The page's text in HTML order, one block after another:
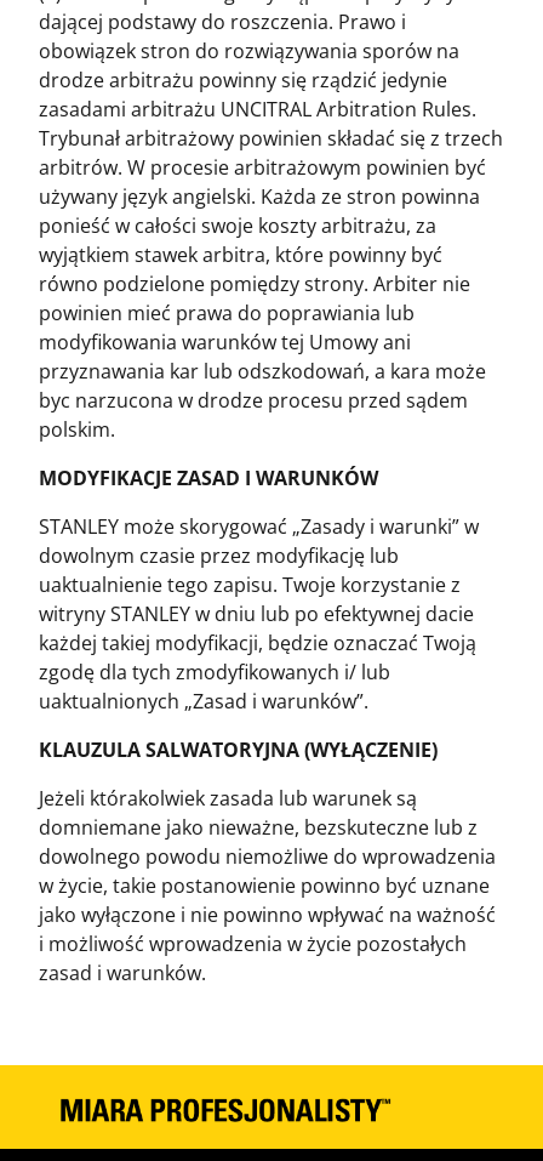
dającej podstawy do roszczenia. Prawo i
obowiązek stron do rozwiązywania sporów na
drodze arbitrażu powinny się rządzić jedynie
zasadami arbitrażu UNCITRAL Arbitration Rules.
Trybunał arbitrażowy powinien składać się z trzech
arbitrów. W procesie arbitrażowym powinien być
używany język angielski. Każda ze stron powinna
ponieść w całości swoje koszty arbitrażu, za
wyjątkiem stawek arbitra, które powinny być
równo podzielone pomiędzy strony. Arbiter nie
powinien mieć prawa do poprawiania lub
modyfikowania warunków tej Umowy ani
przyznawania kar lub odszkodowań, a kara może
byc narzucona w drodze procesu przed sądem
polskim.
MODYFIKACJE ZASAD I WARUNKÓW
STANLEY może skorygować „Zasady i warunki” w
dowolnym czasie przez modyfikację lub
uaktualnienie tego zapisu. Twoje korzystanie z
witryny STANLEY w dniu lub po efektywnej dacie
każdej takiej modyfikacji, będzie oznaczać Twoją
zgodę dla tych zmodyfikowanych i/ lub
uaktualnionych „Zasad i warunków”.
KLAUZULA SALWATORYJNA (WYŁĄCZENIE)
Jeżeli którakolwiek zasada lub warunek są
domniemane jako nieważne, bezskuteczne lub z
dowolnego powodu niemożliwe do wprowadzenia
w życie, takie postanowienie powinno być uznane
jako wyłączone i nie powinno wpływać na ważność
i możliwość wprowadzenia w życie pozostałych
zasad i warunków.